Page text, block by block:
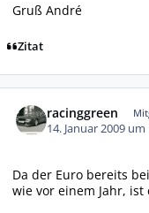
Gruß André
Zitat
racinggreen
14. Januar 2009 um
Da der Euro bereits
wie vor einem Jahr,